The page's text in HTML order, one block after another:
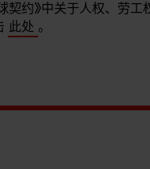
契约》中关于人权、劳
此处 。